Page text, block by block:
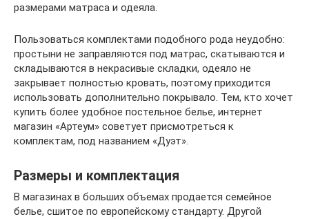
размерами матраса и одеяла.
Пользоваться комплектами подобного рода неудобно:
простыни не заправляются под матрас, скатываются и
складываются в некрасивые складки, одеяло не
закрывает полностью кровать, поэтому приходится
использовать дополнительно покрывало. Тем, кто хочет
купить более удобное постельное белье, интернет
магазин «Артеум» советует присмотреться к
комплектам, под названием «Дуэт».
Размеры и комплектация
В магазинах в больших объемах продается семейное
белье, сшитое по европейскому стандарту. Другой